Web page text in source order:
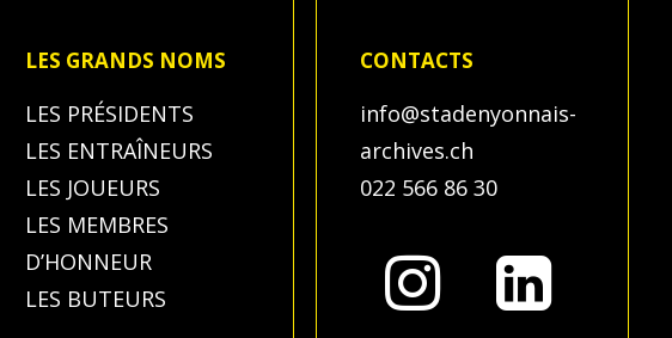
LES GRANDS NOMS
LES PRÉSIDENTS
LES ENTRAÎNEURS
LES JOUEURS
LES MEMBRES
D’HONNEUR
LES BUTEURS
CONTACTS
info@stadenyonnais-
archives.ch
022 566 86 30